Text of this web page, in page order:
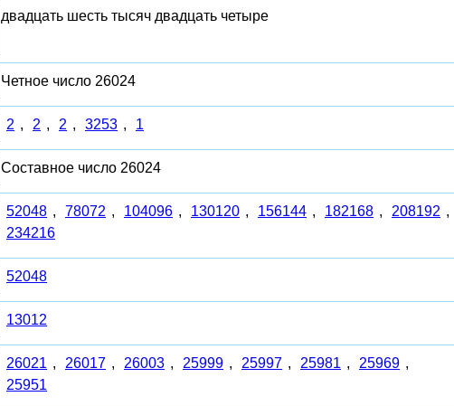
двадцать шесть тысяч двадцать четыре
Четное число 26024
2 , 2 , 2 , 3253 , 1
Составное число 26024
52048 , 78072 , 104096 , 130120 , 156144 , 182168 , 208192 ,
234216
52048
13012
26021 , 26017 , 26003 , 25999 , 25997 , 25981 , 25969 ,
25951